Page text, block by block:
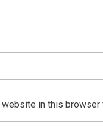
website in this